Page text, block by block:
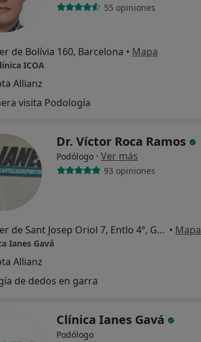
55 opiniones
de Bolívia 160, Barcelona • Mapa
ICOA
Allianz
visita Podología
Dr. Víctor Roca Ramos
Podólogo · Ver más
93 opiniones
Carrer de Sant Josep Oriol 7, Entlo 4ª, Gavà • Mapa
Ianes Gavá
Allianz
de dedos en garra
Clínica Ianes Gavá
Podólogo